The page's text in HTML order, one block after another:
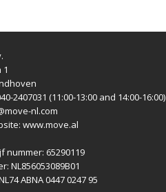
2407031 (11:00-13:00 and 14:00-16:00)
nl.com
www.move.al
nummer: 65290119
NL856053089B01
ABNA 0447 0247 95